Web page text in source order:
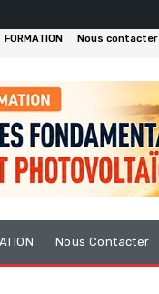
FORMATION
Nous contacter
Nous Contacter